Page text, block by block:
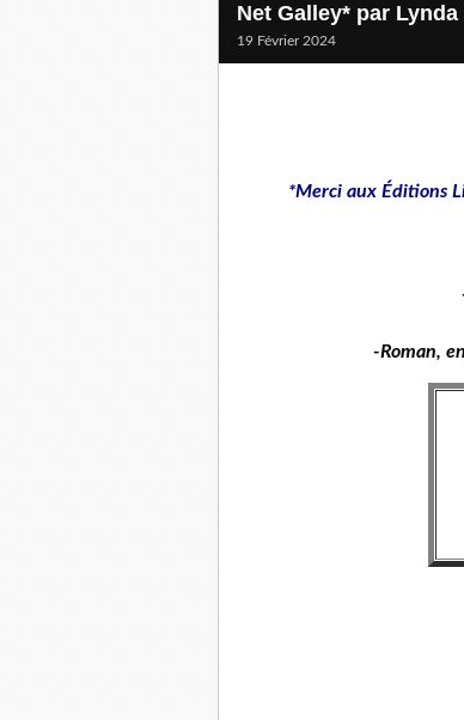
Net Galley* par
19 Février 2024
*Merci aux Éditions
-Roman,